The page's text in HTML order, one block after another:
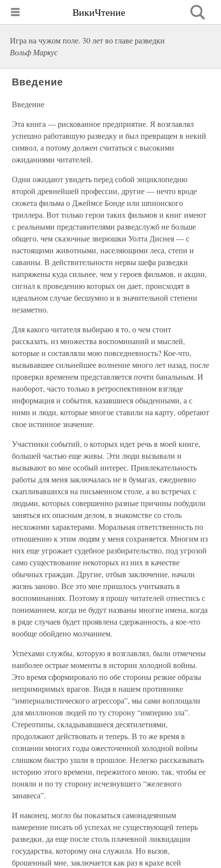
ВикиЧтение
Игра на чужом поле. 30 лет во главе разведки
Вольф Маркус
Введение
Введение
Эта книга — рискованное предприятие. Я возглавлял
успешно работавшую разведку и был превращен в некий
символ, а потому должен считаться с высокими
ожиданиями читателей.
Одни ожидают увидеть перед собой энциклопедию
второй древнейшей профессии, другие — нечто вроде
сюжета фильма о Джеймсе Бонде или шпионского
триллера. Вот только герои таких фильмов и книг имеют
с реальными представителями разведслужб не больше
общего, чем сказочные зверюшки Уолта Диснея — с
настоящими животными, населяющими леса, степи и
саванны. В действительности нервы шефа разведки
напряжены куда сильнее, чем у героев фильмов, и акции,
сигнал к проведению которых он дает, происходят в
идеальном случае бесшумно и в значительной степени
незаметно.
Для какого читателя выбираю я то, о чем стоит
рассказать, из множества воспоминаний и мыслей,
которые и составляли мою повседневность? Кое-что,
вызывавшее сильнейшее волнение много лет назад, после
проверки временем представляется почти банальным. И
наоборот, часто только в ретроспективном взгляде
информация и события, казавшиеся обыденными, а с
ними и люди, которые многое ставили на карту, обретают
свое истинное значение.
Участники событий, о которых идет речь в моей книге,
большей частью еще живы. Эти люди вызывали и
вызывают во мне особый интерес. Привлекательность
работы для меня заключалась не в бумагах, ежедневно
скапливавшихся на письменном столе, а во встречах с
людьми, которых совершенно разные причины побудили
заняться их опасным делом, в знакомстве со столь
несхожими характерами. Моральная ответственность по
отношению к этим людям у меня сохраняется. Многим из
них еще угрожает судебное разбирательство, под угрозой
само существование некоторых из них в качестве
обычных граждан. Другие, отбыв заключение, начали
жизнь заново. Все это мне пришлось учитывать в
воспоминаниях. Поэтому я прошу читателей отнестись с
пониманием, когда не будут названы многие имена, когда
в ряде случаев будет проявлена сдержанность, а кое-что
вообще обойдено молчанием.
Успехами службы, которую я возглавлял, были отмечены
наиболее острые моменты в истории холодной войны.
Это время сформировало по обе стороны резкие образы
непримиримых врагов. Видя в нашем противнике
“империалистического агрессора”, мы сами воплощали
для миллионов людей по ту сторону “империю зла”.
Стереотипы, складывавшиеся десятилетиями,
продолжают действовать и теперь. В то же время в
сознании многих годы ожесточенной холодной войны
слишком быстро ушли в прошлое. Нелегко рассказывать
историю этого времени, пережитого мною, так, чтобы ее
поняли и по ту сторону исчезнувшего “железного
занавеса”.
И наконец, могло бы показаться самонадеянным
намерение писать об успехах не существующей теперь
разведки, да еще после столь плачевной ликвидации
государства, которому она служила. Но вызов,
брошенный мне, заключается как раз в крахе всей